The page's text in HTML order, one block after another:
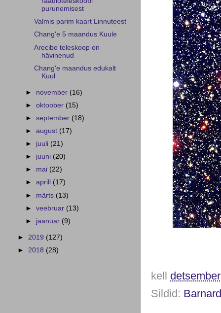
kell
Sildid:
purunemisest
Valmis parim kaart Linnuteest
Chang'e 5 maandus Kuule
Arecibo teleskoop on
hävinenud
Chang'e maandus edukalt
Kuul
► november (16)
►oktoober (15)
►september (18)
►august (17)
► juuli (21)
► juuni (20)
► mai (22)
►aprill (17)
► märts (13)
►veebruar (13)
► jaanuar (9)
► 2019 (127)
► 2018 (28)